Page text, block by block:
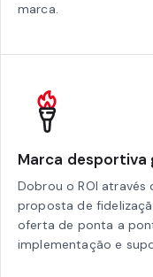
marca.
Marca desportiva
Dobrou o ROI
proposta de
oferta de ponta a
implementação e